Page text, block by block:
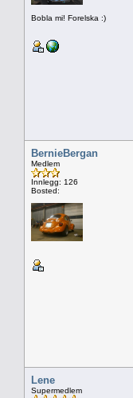
Bobla mi! Forelska :)
BernieBergan
Medlem
Innlegg: 126
Bosted:
Lene
Supermedlem